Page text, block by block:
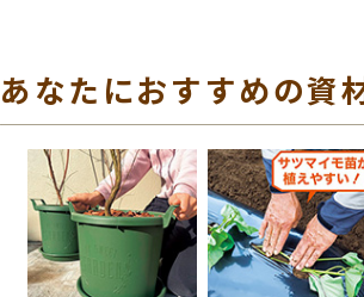
あなたにおすすめの資